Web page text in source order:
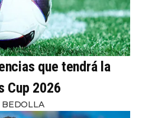
que tendrá la
Cup 2026